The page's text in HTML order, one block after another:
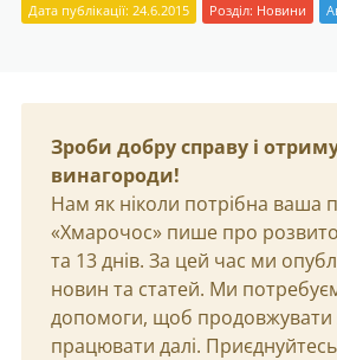
Дата публікації: 24.6.2015 Розділ: Новини
Зроби добру справу і
винагороди!
Нам як ніколи потрібна ваша
«Хмарочос» пише про
та 13 днів. За цей час ми
новин та статей. Ми
допомоги, щоб продовжувати
працювати далі.